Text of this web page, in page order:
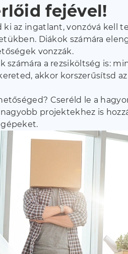
fejével!
ki az ingatlant, vonzóvá kell
Diákok számára
vonzzák.
a rezsiköltség is:
akkor korszerűsítsd
Cseréld le a
projektekhez is